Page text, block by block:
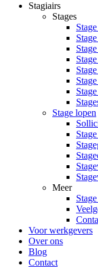
Stagiairs
Stages
Stage lopen
Meer
Voor werkgevers
Over ons
Blog
Contact